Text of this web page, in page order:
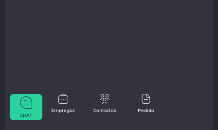
Empregos Contactos
Pedido
CHAT